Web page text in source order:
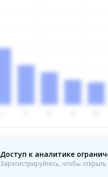
Доступ к аналитике
Зарегистрируйтесь, чтобы